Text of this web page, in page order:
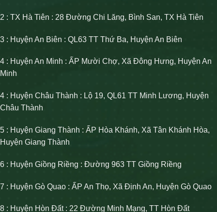
2 : TX Hà Tiên : 28 Đường Chi Lăng, Bình San, TX Hà Tiên
3 : Huyện An Biên : QL63 TT Thứ Ba, Huyện An Biên
4 : Huyện An Minh : ẤP Mười Chợ, Xã Đông Hưng, Huyện An
Minh
4 : Huyện Châu Thành : Lộ 19, QL61 TT Minh Lương, Huyện
Châu Thành
5 : Huyện Giang Thành : ẤP Hòa Khánh, Xã Tân Khánh Hòa,
Huyện Giang Thành
6 : Huyện Giồng Riềng : Đường 963 TT Giồng Riềng
7 : Huyện Gò Quao : ẤP An Thọ, Xã Định An, Huyện Gò Quao
8 : Huyện Hòn Đất : 22 Đường Minh Mạng, TT Hòn Đất